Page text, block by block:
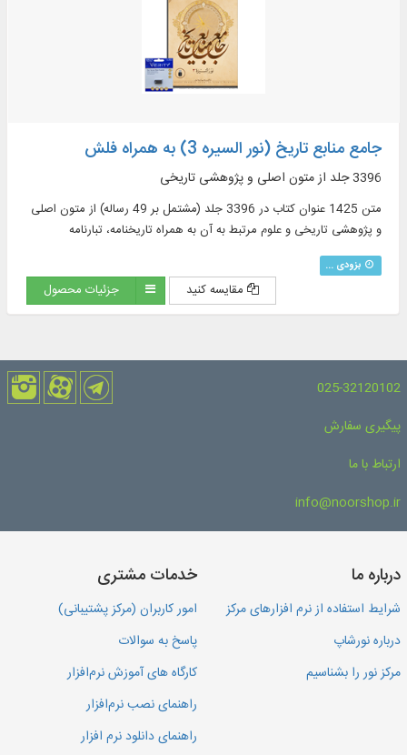
جامع منابع تاریخ (نور السیره 3) به همراه فلش
3396 جلد از متون اصلی و پژوهشی تاریخی
متن 1425 عنوان کتاب در 3396 جلد (مشتمل بر 49 رساله) از متون اصلی
و پژوهشی تاریخی و علوم مرتبط به آن به همراه تاریخنامه، تبارنامه
بزودی ...
مقایسه کنید جزئیات محصول
025-32120102
پیگیری سفارش
ارتباط با ما
info@noorshop.ir
درباره ما
شرایط استفاده از نرم افزارهای مرکز
درباره نورشاپ
مرکز نور را بشناسیم
خدمات مشتری
امور کاربران (مرکز پشتیبانی)
پاسخ به سوالات
کارگاه های آموزش نرم‌افزار
راهنمای نصب نرم‌افزار
راهنمای دانلود نرم افزار